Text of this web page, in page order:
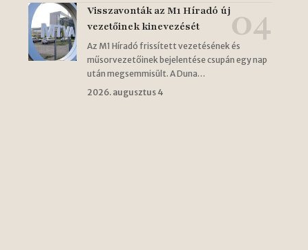
Visszavonták az M1 Híradó új
vezetőinek kinevezését
Az M1 Híradó frissített vezetésének és
műsorvezetőinek bejelentése csupán egy nap
után megsemmisült. A Duna…
2026. augusztus 4